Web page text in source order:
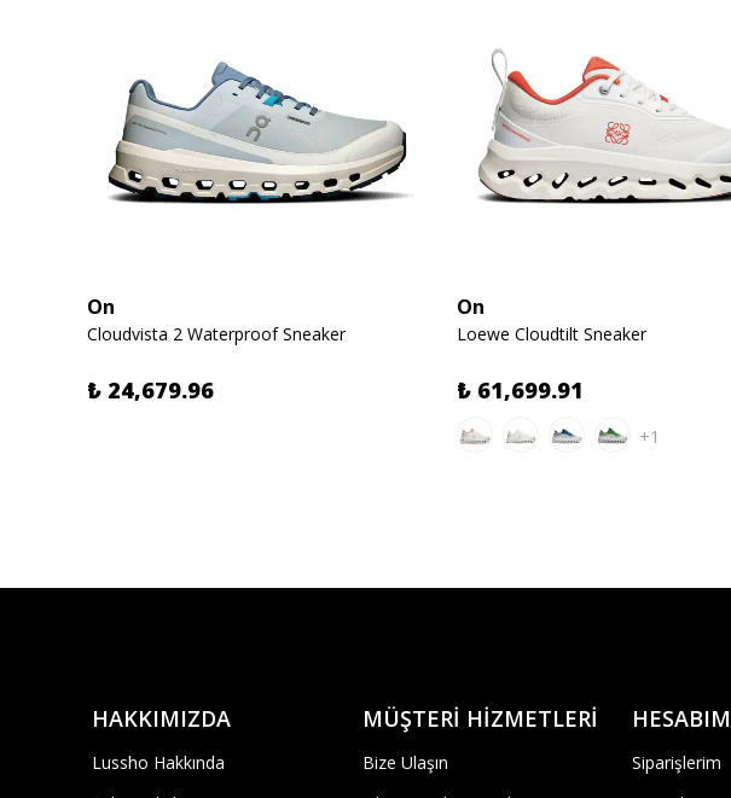
On
Cloudvista 2 Waterproof Sneaker
₺ 24,679.96
On
Loewe Cloudtilt Sneaker
₺ 61,699.91
+1
HAKKIMIZDA
Lussho Hakkında
MÜŞTERİ HİZMETLERİ
Bize Ulaşın
HESABIM
Siparişlerim